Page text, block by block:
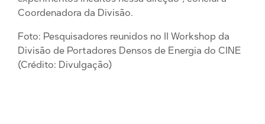
Coordenadora da Divisão.
Foto: Pesquisadores reunidos no II Workshop da
Divisão de Portadores Densos de Energia do CINE
(Crédito: Divulgação)